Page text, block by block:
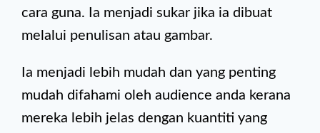
cara guna. Ia menjadi sukar jika ia dibuat
melalui penulisan atau gambar.
Ia menjadi lebih mudah dan yang penting
mudah difahami oleh audience anda kerana
mereka lebih jelas dengan kuantiti yang